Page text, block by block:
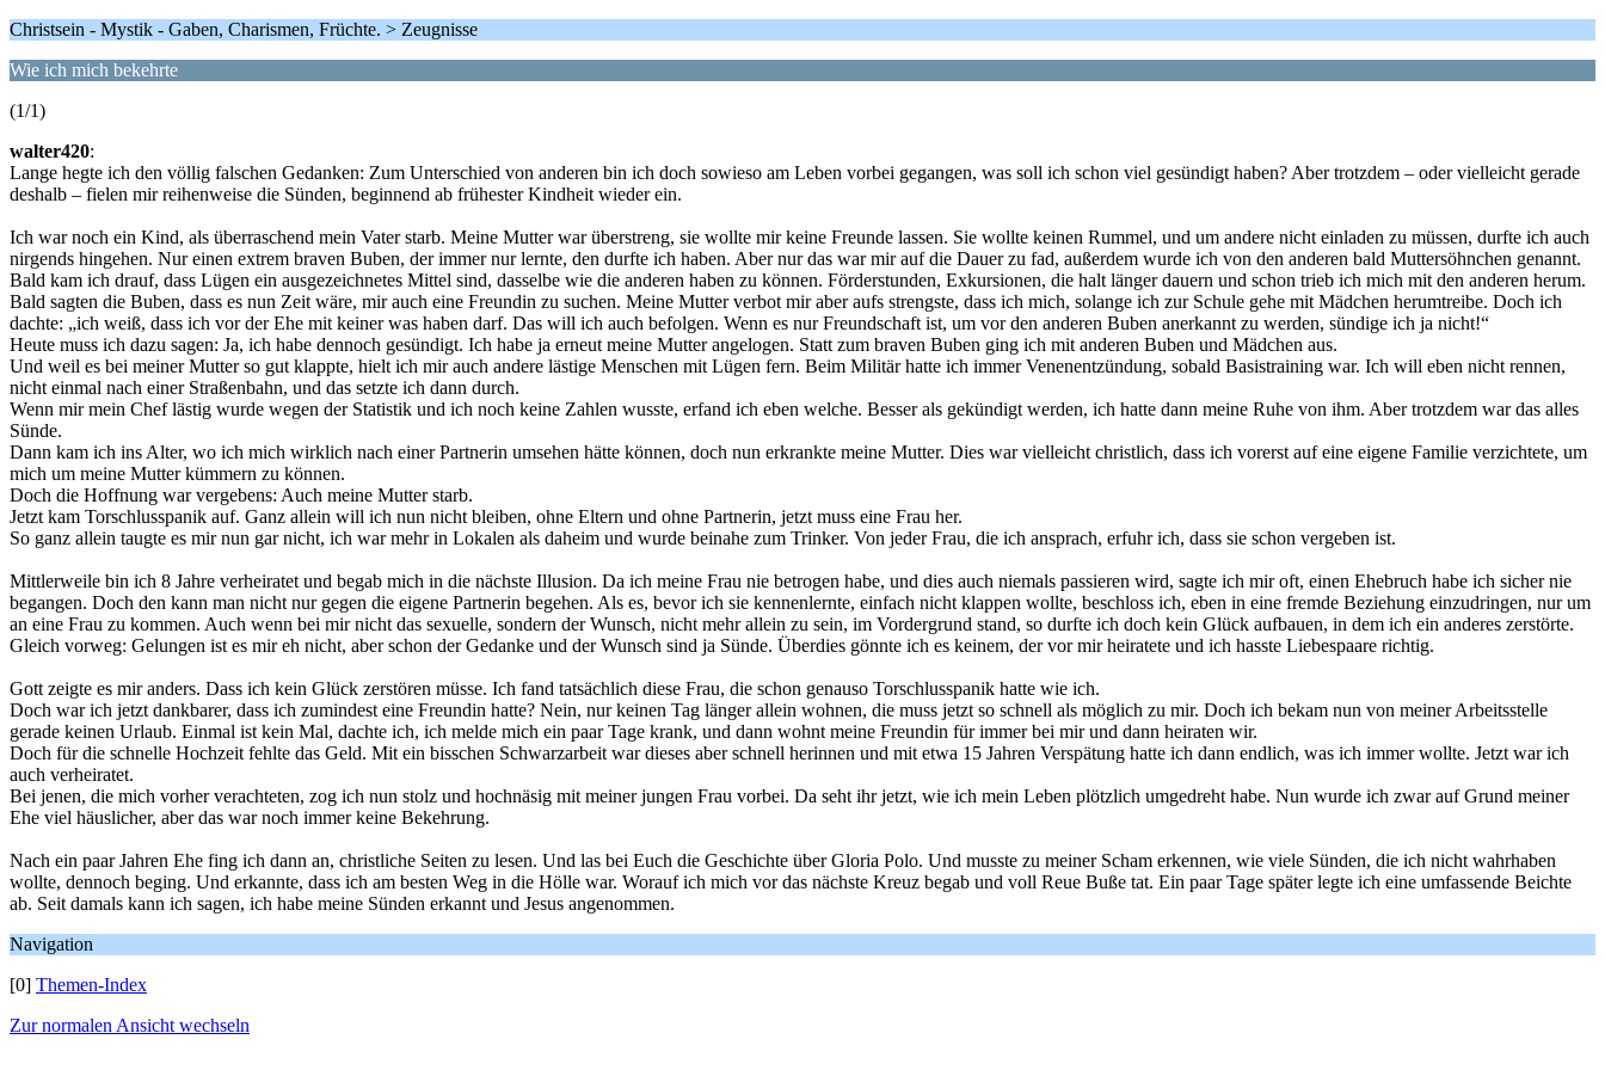
Christsein - Mystik - Gaben, Charismen, Früchte. > Zeugnisse
Wie ich mich bekehrte
(1/1)
walter420:
Lange hegte ich den völlig falschen Gedanken: Zum Unterschied von anderen bin ich doch sowieso am Leben vorbei gegangen, was soll ich schon viel gesündigt haben? Aber trotzdem – oder vielleicht gerade
deshalb – fielen mir reihenweise die Sünden, beginnend ab frühester Kindheit wieder ein.
Ich war noch ein Kind, als überraschend mein Vater starb. Meine Mutter war überstreng, sie wollte mir keine Freunde lassen. Sie wollte keinen Rummel, und um andere nicht einladen zu müssen, durfte ich auch
nirgends hingehen. Nur einen extrem braven Buben, der immer nur lernte, den durfte ich haben. Aber nur das war mir auf die Dauer zu fad, außerdem wurde ich von den anderen bald Muttersöhnchen genannt.
Bald kam ich drauf, dass Lügen ein ausgezeichnetes Mittel sind, dasselbe wie die anderen haben zu können. Förderstunden, Exkursionen, die halt länger dauern und schon trieb ich mich mit den anderen herum.
Bald sagten die Buben, dass es nun Zeit wäre, mir auch eine Freundin zu suchen. Meine Mutter verbot mir aber aufs strengste, dass ich mich, solange ich zur Schule gehe mit Mädchen herumtreibe. Doch ich
dachte: „ich weiß, dass ich vor der Ehe mit keiner was haben darf. Das will ich auch befolgen. Wenn es nur Freundschaft ist, um vor den anderen Buben anerkannt zu werden, sündige ich ja nicht!“
Heute muss ich dazu sagen: Ja, ich habe dennoch gesündigt. Ich habe ja erneut meine Mutter angelogen. Statt zum braven Buben ging ich mit anderen Buben und Mädchen aus.
Und weil es bei meiner Mutter so gut klappte, hielt ich mir auch andere lästige Menschen mit Lügen fern. Beim Militär hatte ich immer Venenentzündung, sobald Basistraining war. Ich will eben nicht rennen,
nicht einmal nach einer Straßenbahn, und das setzte ich dann durch.
Wenn mir mein Chef lästig wurde wegen der Statistik und ich noch keine Zahlen wusste, erfand ich eben welche. Besser als gekündigt werden, ich hatte dann meine Ruhe von ihm. Aber trotzdem war das alles
Sünde.
Dann kam ich ins Alter, wo ich mich wirklich nach einer Partnerin umsehen hätte können, doch nun erkrankte meine Mutter. Dies war vielleicht christlich, dass ich vorerst auf eine eigene Familie verzichtete, um
mich um meine Mutter kümmern zu können.
Doch die Hoffnung war vergebens: Auch meine Mutter starb.
Jetzt kam Torschlusspanik auf. Ganz allein will ich nun nicht bleiben, ohne Eltern und ohne Partnerin, jetzt muss eine Frau her.
So ganz allein taugte es mir nun gar nicht, ich war mehr in Lokalen als daheim und wurde beinahe zum Trinker. Von jeder Frau, die ich ansprach, erfuhr ich, dass sie schon vergeben ist.
Mittlerweile bin ich 8 Jahre verheiratet und begab mich in die nächste Illusion. Da ich meine Frau nie betrogen habe, und dies auch niemals passieren wird, sagte ich mir oft, einen Ehebruch habe ich sicher nie
begangen. Doch den kann man nicht nur gegen die eigene Partnerin begehen. Als es, bevor ich sie kennenlernte, einfach nicht klappen wollte, beschloss ich, eben in eine fremde Beziehung einzudringen, nur um
an eine Frau zu kommen. Auch wenn bei mir nicht das sexuelle, sondern der Wunsch, nicht mehr allein zu sein, im Vordergrund stand, so durfte ich doch kein Glück aufbauen, in dem ich ein anderes zerstörte.
Gleich vorweg: Gelungen ist es mir eh nicht, aber schon der Gedanke und der Wunsch sind ja Sünde. Überdies gönnte ich es keinem, der vor mir heiratete und ich hasste Liebespaare richtig.
Gott zeigte es mir anders. Dass ich kein Glück zerstören müsse. Ich fand tatsächlich diese Frau, die schon genauso Torschlusspanik hatte wie ich.
Doch war ich jetzt dankbarer, dass ich zumindest eine Freundin hatte? Nein, nur keinen Tag länger allein wohnen, die muss jetzt so schnell als möglich zu mir. Doch ich bekam nun von meiner Arbeitsstelle
gerade keinen Urlaub. Einmal ist kein Mal, dachte ich, ich melde mich ein paar Tage krank, und dann wohnt meine Freundin für immer bei mir und dann heiraten wir.
Doch für die schnelle Hochzeit fehlte das Geld. Mit ein bisschen Schwarzarbeit war dieses aber schnell herinnen und mit etwa 15 Jahren Verspätung hatte ich dann endlich, was ich immer wollte. Jetzt war ich
auch verheiratet.
Bei jenen, die mich vorher verachteten, zog ich nun stolz und hochnäsig mit meiner jungen Frau vorbei. Da seht ihr jetzt, wie ich mein Leben plötzlich umgedreht habe. Nun wurde ich zwar auf Grund meiner
Ehe viel häuslicher, aber das war noch immer keine Bekehrung.
Nach ein paar Jahren Ehe fing ich dann an, christliche Seiten zu lesen. Und las bei Euch die Geschichte über Gloria Polo. Und musste zu meiner Scham erkennen, wie viele Sünden, die ich nicht wahrhaben
wollte, dennoch beging. Und erkannte, dass ich am besten Weg in die Hölle war. Worauf ich mich vor das nächste Kreuz begab und voll Reue Buße tat. Ein paar Tage später legte ich eine umfassende Beichte
ab. Seit damals kann ich sagen, ich habe meine Sünden erkannt und Jesus angenommen.
Navigation
[0] Themen-Index
Zur normalen Ansicht wechseln